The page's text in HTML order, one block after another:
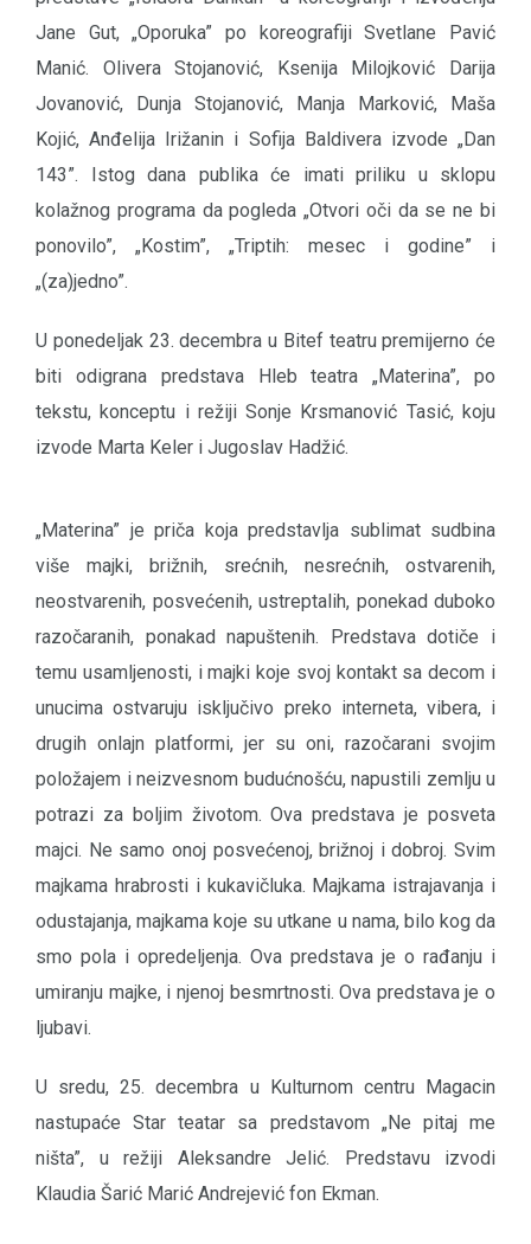
Jane Gut, „Oporuka” po koreografiji Svetlane Pavić
Manić. Olivera Stojanović, Ksenija Milojković Darija
Jovanović, Dunja Stojanović, Manja Marković, Maša
Kojić, Anđelija Irižanin i Sofija Baldivera izvode „Dan
143”. Istog dana publika će imati priliku u sklopu
kolažnog programa da pogleda „Otvori oči da se ne bi
ponovilo”, „Kostim”, „Triptih: mesec i godine” i
„(za)jedno”.
U ponedeljak 23. decembra u Bitef teatru premijerno će
biti odigrana predstava Hleb teatra „Materina”, po
tekstu, konceptu i režiji Sonje Krsmanović Tasić, koju
izvode Marta Keler i Jugoslav Hadžić.
„Materina” je priča koja predstavlja sublimat sudbina
više majki, brižnih, srećnih, nesrećnih, ostvarenih,
neostvarenih, posvećenih, ustreptalih, ponekad duboko
razočaranih, ponakad napuštenih. Predstava dotiče i
temu usamljenosti, i majki koje svoj kontakt sa decom i
unucima ostvaruju isključivo preko interneta, vibera, i
drugih onlajn platformi, jer su oni, razočarani svojim
položajem i neizvesnom budućnošću, napustili zemlju u
potrazi za boljim životom. Ova predstava je posveta
majci. Ne samo onoj posvećenoj, brižnoj i dobroj. Svim
majkama hrabrosti i kukavičluka. Majkama istrajavanja i
odustajanja, majkama koje su utkane u nama, bilo kog da
smo pola i opredeljenja. Ova predstava je o rađanju i
umiranju majke, i njenoj besmrtnosti. Ova predstava je o
ljubavi.
U sredu, 25. decembra u Kulturnom centru Magacin
nastupaće Star teatar sa predstavom „Ne pitaj me
ništa”, u režiji Aleksandre Jelić. Predstavu izvodi
Klaudia Šarić Marić Andrejević fon Ekman.